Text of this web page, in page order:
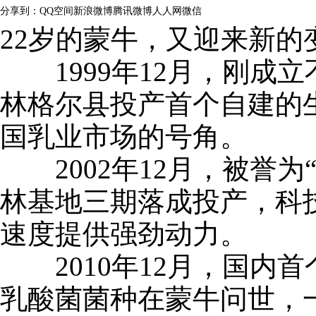
分享到： QQ空间 新浪微博腾讯微博人人网 微信
22岁的蒙牛，又迎来新的
1999年12月，刚成立
林格尔县投产首个自建的
国乳业市场的号角。
2002年12月，被誉为“
林基地三期落成投产，科
速度提供强劲动力。
2010年12月，国内首
乳酸菌菌种在蒙牛问世，